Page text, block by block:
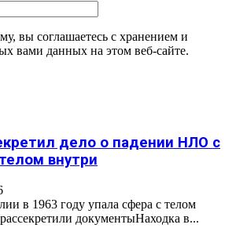
вы соглашаетесь с хранением и
вами данных на этом веб-сайте.
дело о падении НЛО с
внутри
в 1963 году упала сфера с телом
документыНаходка в...